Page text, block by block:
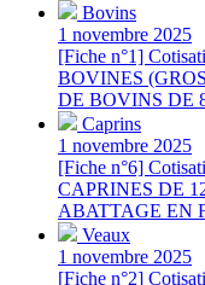
Bovins
1 novembre 2025
[Fiche n°1]
BOVINES
DE BOVINS DE
Caprins
1 novembre 2025
[Fiche n°6]
CAPRINES DE
ABATTAGE EN
Veaux
1 novembre 2025
[Fiche n°2]